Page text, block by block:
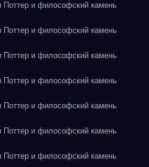
и философский камень
и философский камень
и философский камень
и философский камень
и философский камень
и философский камень
и философский камень